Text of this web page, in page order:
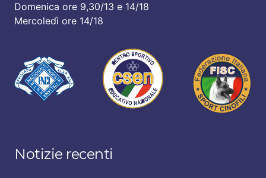
Domenica ore 9,30/13 e 14/18
Mercoledì ore 14/18
Notizie recenti